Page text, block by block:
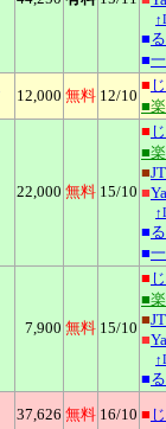
■
■
12,000 無料 12/10
■
■
22,000 無料 15/10
■
■
■
■
■
■
7,900 無料 15/10
■
■
■
■
■
37,626 無料 16/10 ■